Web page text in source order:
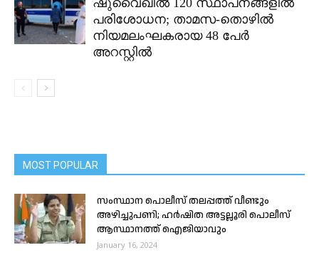
ഷുവൈഖിൽ 120 സ്ഥാപനങ്ങളിൽ
പരിശോധന; താമസ-തൊഴിൽ
നിയമലംഘകരായ 48 പേർ
അറസ്റ്റിൽ
MOST POPULAR
സംസ്ഥാന പൊലീസ് തലപ്പത്ത് വീണ്ടും
അഴിച്ചുപണി; ഹർഷിത അട്ടല്ലൂരി പൊലീസ്
ആസ്ഥാനത്ത് ഐജിയാവും
January 16, 2024